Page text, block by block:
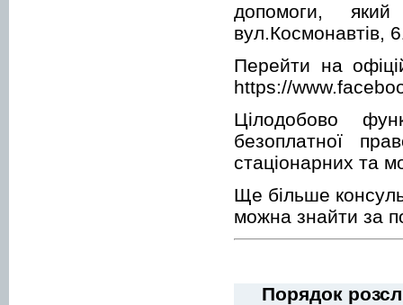
допомоги,
вул.Космонавтів,
Перейти на
https://
Цілодобово
безоплатної
стаціонарних та
Ще більше
можна знайти за
Порядок